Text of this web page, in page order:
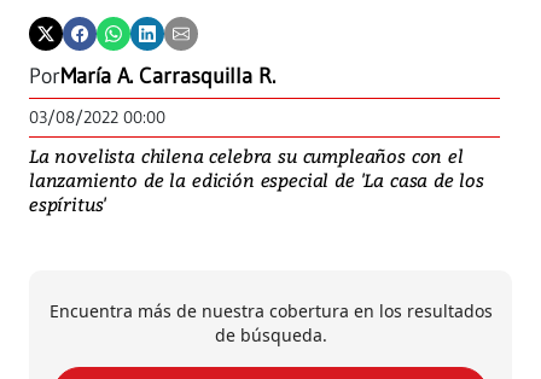
PorMaría A. Carrasquilla R.
03/08/2022 00:00
La novelista chilena celebra su cumpleaños con el
lanzamiento de la edición especial de 'La casa de los
espíritus'
Encuentra más de nuestra cobertura en los resultados
de búsqueda.